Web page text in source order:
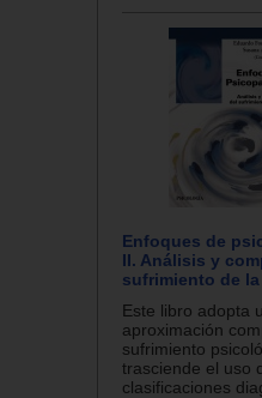
Enfoques de
II. Análisis y
sufrimiento de
Este libro adopta
aproximación
sufrimiento
trasciende el uso
clasificaciones